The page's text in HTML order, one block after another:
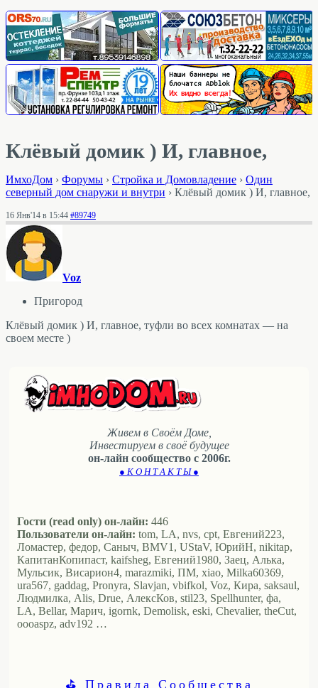
Клёвый домик ) И, главное,
ИмхоДом › Форумы › Стройка и Домовладение › Один
северный дом снаружи и внутри › Клёвый домик ) И, главное,
16 Янв'14 в 15:44 #89749
Voz
Пригород
Клёвый домик ) И, главное, туфли во всех комнатах — на
своем месте )
Живем в Своём Доме,
Инвестируем в своё будущее
он-лайн сообщество с 2006г.
● К О Н Т А К Т Ы ●
Гости (read only) он-лайн: 446
Пользователи он-лайн: tom, LA, nvs, cpt, Евгений223,
Ломастер, федор, Саныч, BMV1, UStaV, ЮрийН, nikitap,
КапитанКопипаст, kaifsheg, Евгений1980, Заец, Алька,
Мульсик, Висариoн4, marazmiki, ПМ, xiao, Milka60369,
ura567, gaddag, Pronyra, Slavjan, vbifkol, Voz, Кира, saksaul,
Людмилка, Alis, Drue, АлексКов, stil23, Spellhunter, фа,
LA, Bellar, Марич, igornk, Demolisk, eski, Chevalier, theCut,
oooaspz, adv192 …
⛳ Правила Сообщества